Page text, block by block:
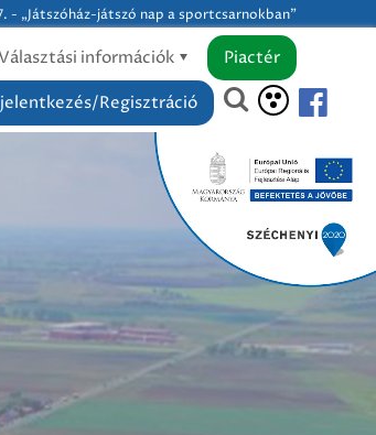
- „Játszóház-játszó nap a sportcsarnokban”
információk
Piactér
Regisztráció